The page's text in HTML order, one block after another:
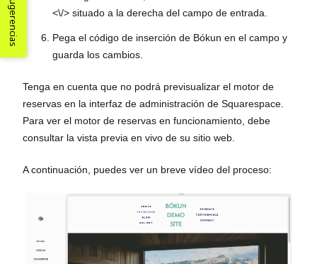
<\/> situado a la derecha del campo de entrada.
Pega el código de inserción de Bókun en el campo y
guarda los cambios.
Tenga en cuenta que no podrá previsualizar el motor de
reservas en la interfaz de administración de Squarespace.
Para ver el motor de reservas en funcionamiento, debe
consultar la vista previa en vivo de su sitio web.
A continuación, puedes ver un breve vídeo del proceso:
Sugerencias